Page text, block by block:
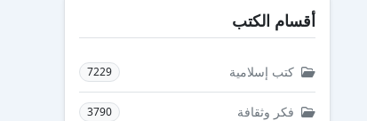
أقسام الكتب
كتب إسلامية 7229
فكر وثقافة 3790